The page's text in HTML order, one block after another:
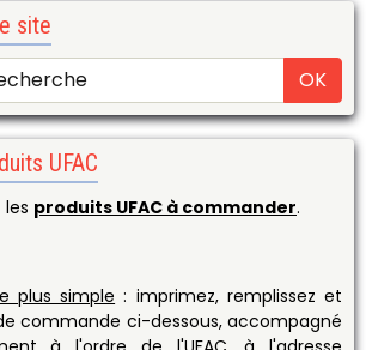
site
OK
UFAC
produits UFAC à commander.
plus simple : imprimez, remplissez et
commande ci-dessous, accompagné